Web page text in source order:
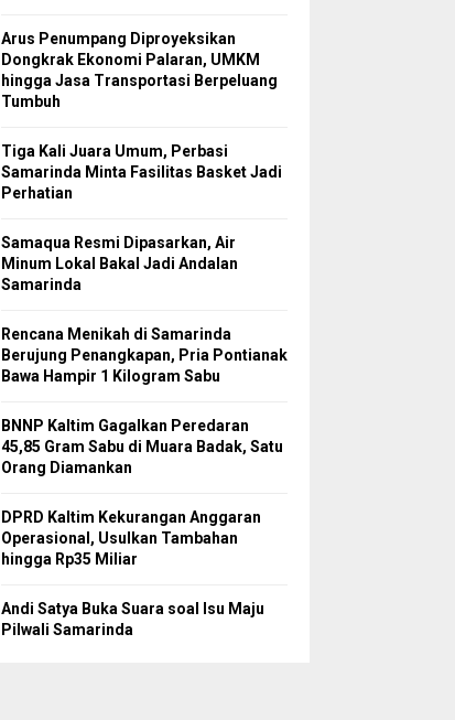
Arus Penumpang Diproyeksikan
Dongkrak Ekonomi Palaran, UMKM
hingga Jasa Transportasi Berpeluang
Tumbuh
Tiga Kali Juara Umum, Perbasi
Samarinda Minta Fasilitas Basket Jadi
Perhatian
Samaqua Resmi Dipasarkan, Air
Minum Lokal Bakal Jadi Andalan
Samarinda
Rencana Menikah di Samarinda
Berujung Penangkapan, Pria Pontianak
Bawa Hampir 1 Kilogram Sabu
BNNP Kaltim Gagalkan Peredaran
45,85 Gram Sabu di Muara Badak, Satu
Orang Diamankan
DPRD Kaltim Kekurangan Anggaran
Operasional, Usulkan Tambahan
hingga Rp35 Miliar
Andi Satya Buka Suara soal Isu Maju
Pilwali Samarinda